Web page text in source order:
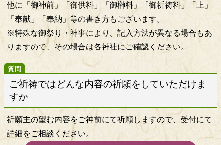
他に「御神前」「御供料」「御榊料」「御祈祷料」「上」
「奉献」「奉納」等の書き方もございます。
※特殊な御祭り・神事により、記入方法が異なる場合もあ
りますので、その場合は各神社にご確認ください。
ご祈祷ではどんな内容の祈願をしていただけま
すか
祈願主の望む内容をご神前にて祈願しますので、受付にて
詳細をご相談ください。